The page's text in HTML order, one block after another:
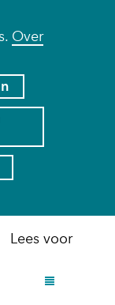
Over
Lees voor